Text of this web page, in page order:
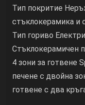
Тип покритие
стъклокерамика и
Тип гориво
Стъклокерамичен
4 зони за готвене
печене с двойна
готвене с два